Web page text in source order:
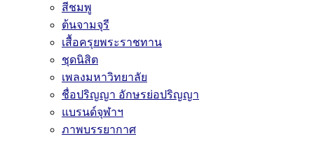
สีชมพู
ต้นจามจุรี
เสื้อครุยพระราชทาน
ชุดนิสิต
เพลงมหาวิทยาลัย
ชื่อปริญญา อักษรย่อปริญญา
แบรนด์จุฬาฯ
ภาพบรรยากาศ